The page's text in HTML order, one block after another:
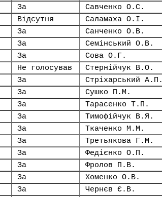
За Савченко О.С.
Відсутня Саламаха О.І.
За Санченко О.В.
За Семінський О.В.
За Сова О.Г.
Не голосував Стернійчук В.О.
За Стріхарський А.П.
За Сушко П.М.
За Тарасенко Т.П.
За Тимофійчук В.Я.
За Ткаченко М.М.
За Третьякова Г.М.
За Федієнко О.П.
За Фролов П.В.
За Хоменко О.В.
За Чернєв Є.В.